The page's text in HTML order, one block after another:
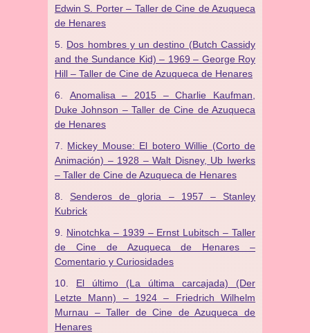
Edwin S. Porter – Taller de Cine de Azuqueca
de Henares
Dos hombres y un destino (Butch Cassidy
and the Sundance Kid) – 1969 – George Roy
Hill – Taller de Cine de Azuqueca de Henares
Anomalisa – 2015 – Charlie Kaufman,
Duke Johnson – Taller de Cine de Azuqueca
de Henares
Mickey Mouse: El botero Willie (Corto de
Animación) – 1928 – Walt Disney, Ub Iwerks
– Taller de Cine de Azuqueca de Henares
Senderos de gloria – 1957 – Stanley
Kubrick
Ninotchka – 1939 – Ernst Lubitsch – Taller
de Cine de Azuqueca de Henares –
Comentario y Curiosidades
El último (La última carcajada) (Der
Letzte Mann) – 1924 – Friedrich Wilhelm
Murnau – Taller de Cine de Azuqueca de
Henares